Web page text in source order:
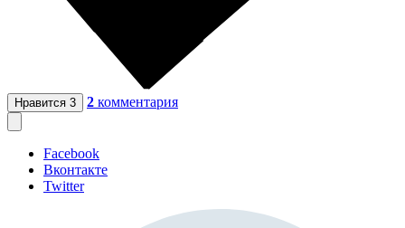
Нравится 3 2 комментария
Facebook
Вконтакте
Twitter